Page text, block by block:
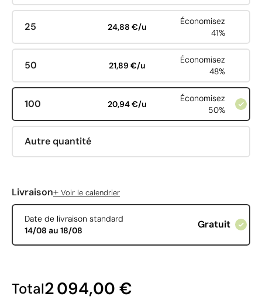
25 24,88 €/u
Économisez
41%
50 21,89 €/u
Économisez
48%
100 20,94 €/u
Économisez
50%
Autre quantité
Livraison+ Voir le calendrier
Date de livraison standard
14/08 au 18/08
Gratuit
Total2 094,00 €